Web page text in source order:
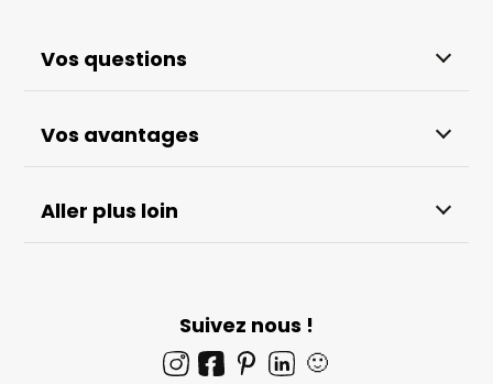
Vos questions
Vos avantages
Aller plus loin
Suivez nous !
🙂